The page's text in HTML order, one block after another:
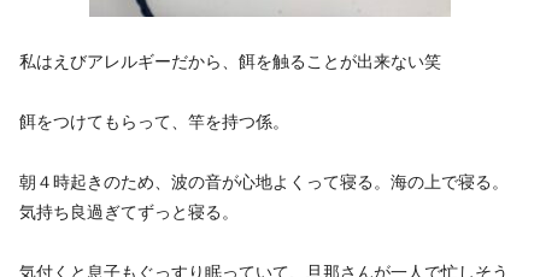
私はえびアレルギーだから、餌を触ることが出来ない笑
餌をつけてもらって、竿を持つ係。
朝４時起きのため、波の音が心地よくって寝る。海の上で寝る。
気持ち良過ぎてずっと寝る。
気付くと息子もぐっすり眠っていて、旦那さんが一人で忙しそう